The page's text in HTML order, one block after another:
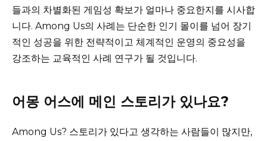
들과의 차별화된 게임성 확보가 얼마나 중요한지를 시사합
니다. Among Us의 사례는 단순한 인기 몰이를 넘어 장기
적인 성공을 위한 전략적이고 체계적인 운영의 중요성을
강조하는 교육적인 사례 연구가 될 것입니다.
어몽 어스에 메인 스토리가 있나요?
Among Us? 스토리가 있다고 생각하는 사람들이 많지만,